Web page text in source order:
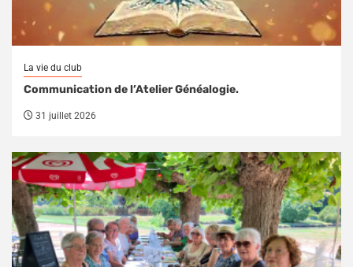
La vie du club
Communication de l’Atelier Généalogie.
31 juillet 2026